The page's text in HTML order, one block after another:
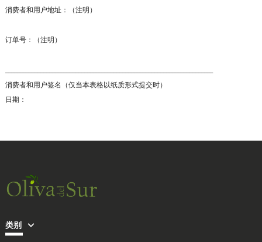
消费者和用户地址：（注明）
订单号：（注明）
消费者和用户签名（仅当本表格以纸质形式提交时）
日期：
类别